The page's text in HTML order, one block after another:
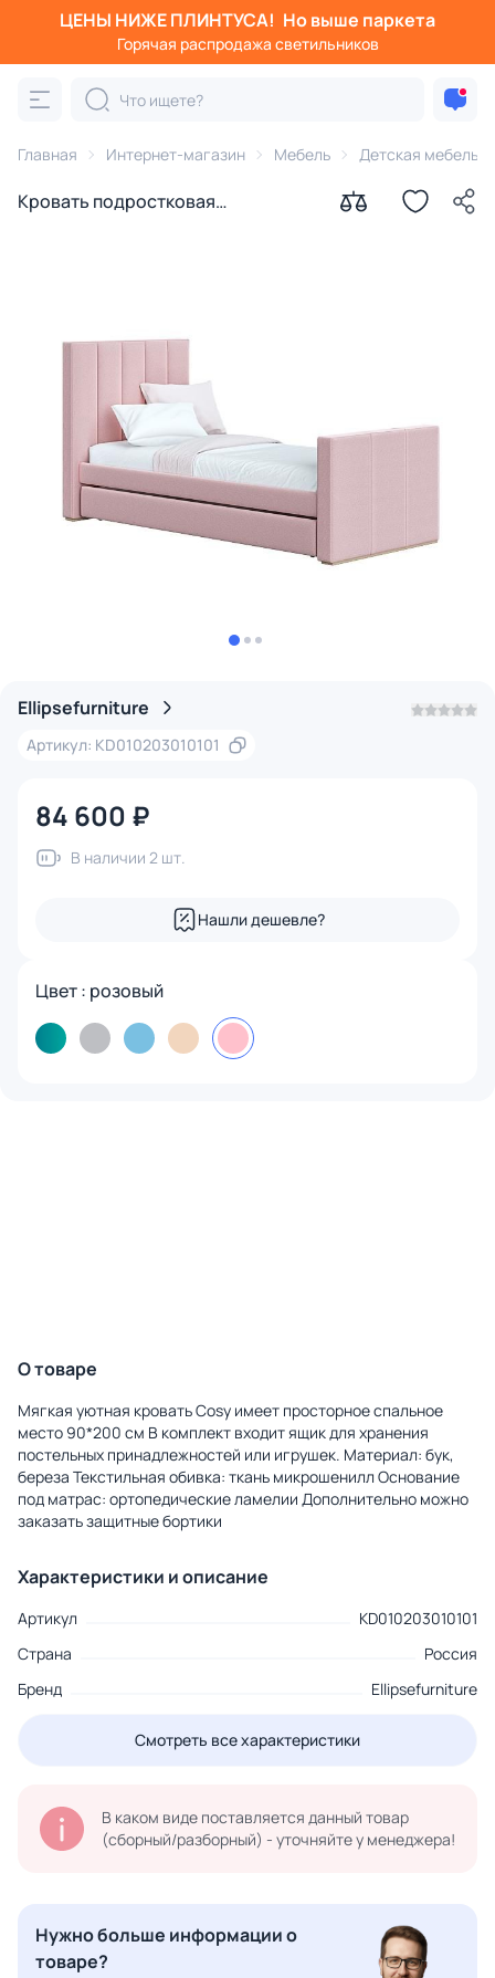
ЦЕНЫ НИЖЕ ПЛИНТУСА! Но выше паркета
Горячая распродажа светильников
Главная Интернет-магазин Мебель Детская мебель
Кровать подростковая
Ellipsefurniture
Артикул: KD010203010101
84 600 ₽
В наличии 2 шт.
Нашли дешевле?
Цвет : розовый
О товаре
Мягкая уютная кровать Cosy имеет просторное спальное
место 90*200 см В комплект входит ящик для хранения
постельных принадлежностей или игрушек. Материал: бук,
береза Текстильная обивка: ткань микрошенилл Основание
под матрас: ортопедические ламелии Дополнительно можно
заказать защитные бортики
Характеристики и описание
Артикул
KD010203010101
Страна
Россия
Бренд
Ellipsefurniture
Смотреть все характеристики
В каком виде поставляется данный товар
(сборный/разборный) - уточняйте у менеджера!
Нужно больше информации о
товаре?